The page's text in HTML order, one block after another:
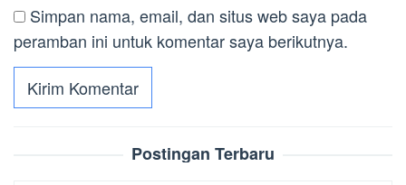
Simpan nama, email, dan situs web saya pada
peramban ini untuk komentar saya berikutnya.
Postingan Terbaru